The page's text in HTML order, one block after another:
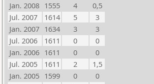
Jan. 2008 1555 4
0,5
Jul. 2007
1614 5
3
Jan. 2007 1634 3
3
Jul. 2006
1611 0
0
Jan. 2006 1611 0
0
Jul. 2005
1611 2
1,5
Jan. 2005 1599 0
0